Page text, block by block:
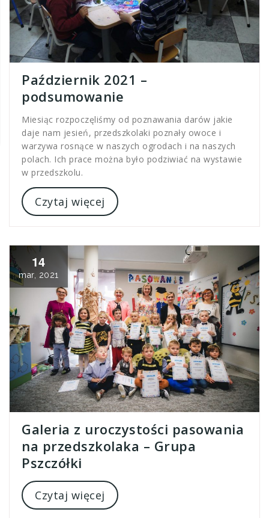
Październik 2021 –
podsumowanie
Miesiąc rozpoczęliśmy od poznawania darów jakie
daje nam jesień, przedszkolaki poznały owoce i
warzywa rosnące w naszych ogrodach i na naszych
polach. Ich prace można było podziwiać na wystawie
w przedszkolu.
Czytaj więcej
14
mar, 2021
Galeria z uroczystości pasowania
na przedszkolaka – Grupa
Pszczółki
Czytaj więcej